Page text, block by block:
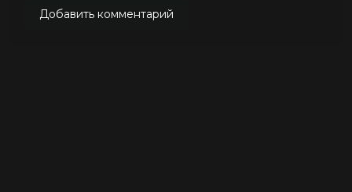
Добавить комментарий